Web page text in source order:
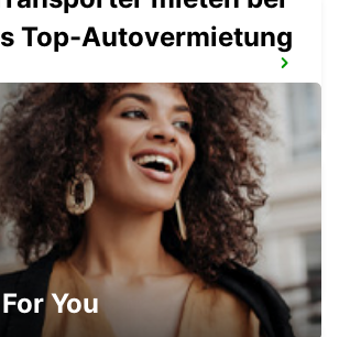
KINGDOM
UNITED KINGDOM
Top-Autovermietung
You